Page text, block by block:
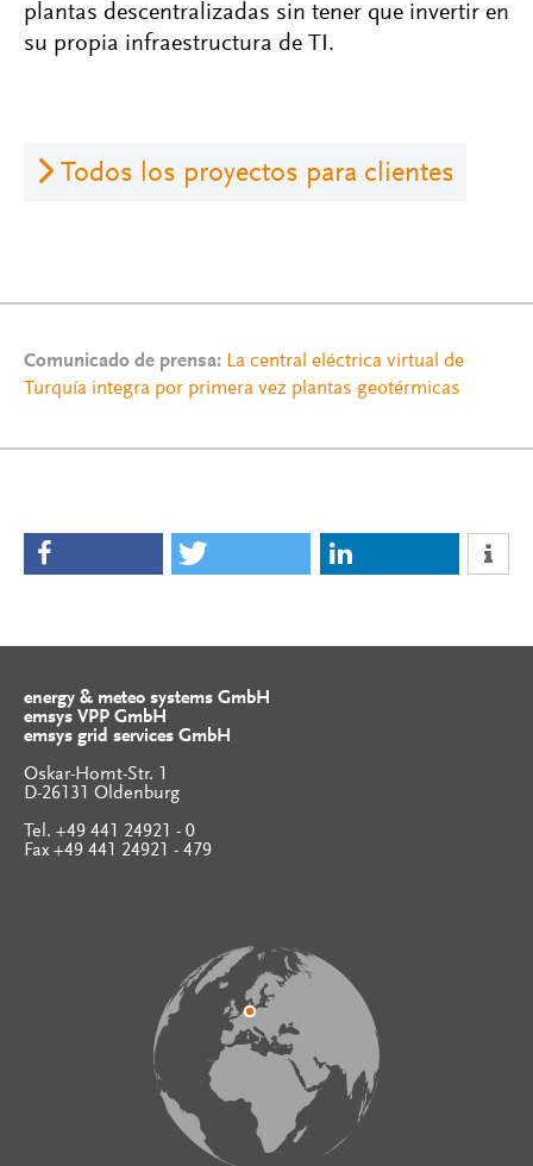
plantas descentralizadas sin tener que invertir en
su propia infraestructura de TI.
Todos los proyectos para clientes
Comunicado de prensa: La central eléctrica virtual de
Turquía integra por primera vez plantas geotérmicas
energy & meteo systems GmbH
emsys VPP GmbH
emsys grid services GmbH
Oskar-Homt-Str. 1
D-26131 Oldenburg
Tel. +49 441 24921 - 0
Fax +49 441 24921 - 479